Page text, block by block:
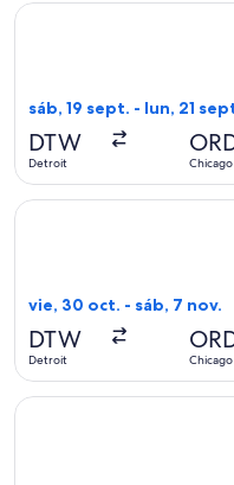
sáb, 19 sept. - lun, 21
DTW
Detroit Chicago
Seleccionar vuelo de
vie, 30 oct. - sáb, 7 nov.
DTW
Detroit Chicago
Seleccionar vuelo de
Seleccionar vuelo de